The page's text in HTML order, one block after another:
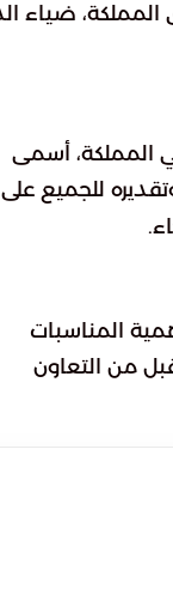
ضياء
المملكة، أسمى
للجميع على
المناسبات
من التعاون